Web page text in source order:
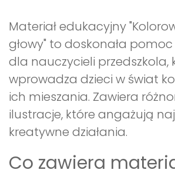
Materiał edukacyjny
głowy" to doskonała
dla nauczycieli przedszkola,
wprowadza dzieci w świat
ich mieszania. Zawiera
ilustracje, które angażują
kreatywne działania.
Co zawiera